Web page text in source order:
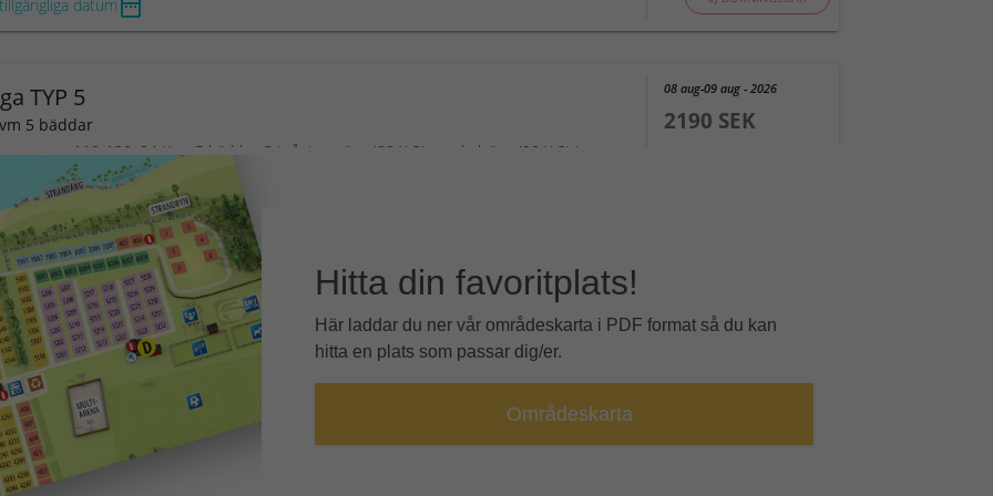
Hitta din favoritplats!
Här laddar du ner vår områdeskarta i PDF format så du kan
hitta en plats som passar dig/er.
Områdeskarta